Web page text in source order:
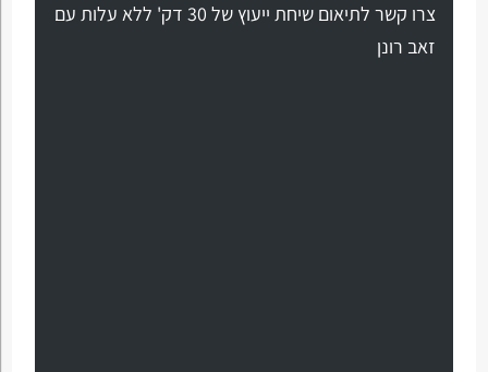
צרו קשר לתיאום שיחת ייעוץ של 30 דק' ללא עלות עם
זאב רונן